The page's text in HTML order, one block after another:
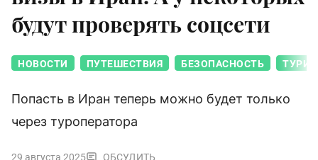
будут проверять соцсети
НОВОСТИ ПУТЕШЕСТВИЯ БЕЗОПАСНОСТЬ
Попасть в Иран теперь можно будет только
через туроператора
29 августа 2025 ОБСУДИТЬ